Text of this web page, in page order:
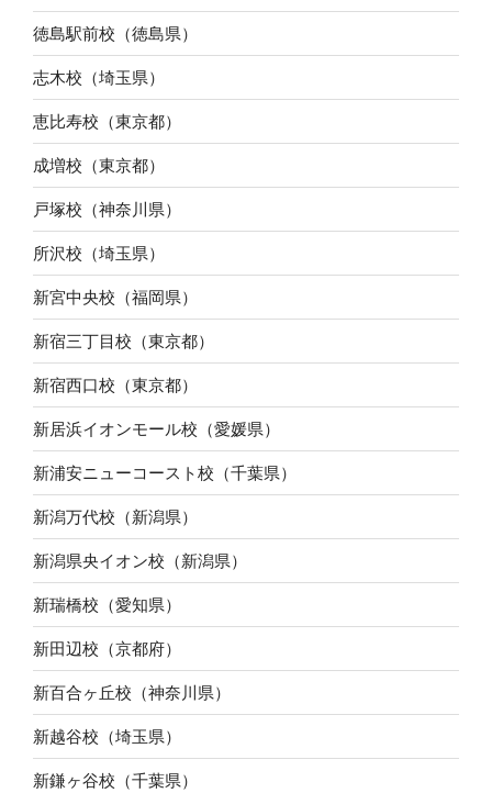
徳島駅前校（徳島県）
志木校（埼玉県）
恵比寿校（東京都）
成増校（東京都）
戸塚校（神奈川県）
所沢校（埼玉県）
新宮中央校（福岡県）
新宿三丁目校（東京都）
新宿西口校（東京都）
新居浜イオンモール校（愛媛県）
新浦安ニューコースト校（千葉県）
新潟万代校（新潟県）
新潟県央イオン校（新潟県）
新瑞橋校（愛知県）
新田辺校（京都府）
新百合ヶ丘校（神奈川県）
新越谷校（埼玉県）
新鎌ヶ谷校（千葉県）